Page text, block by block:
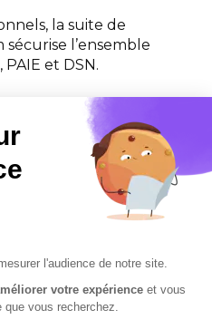
la suite de
l’ensemble
PAIE et DSN.
légales
Plan du site
des données